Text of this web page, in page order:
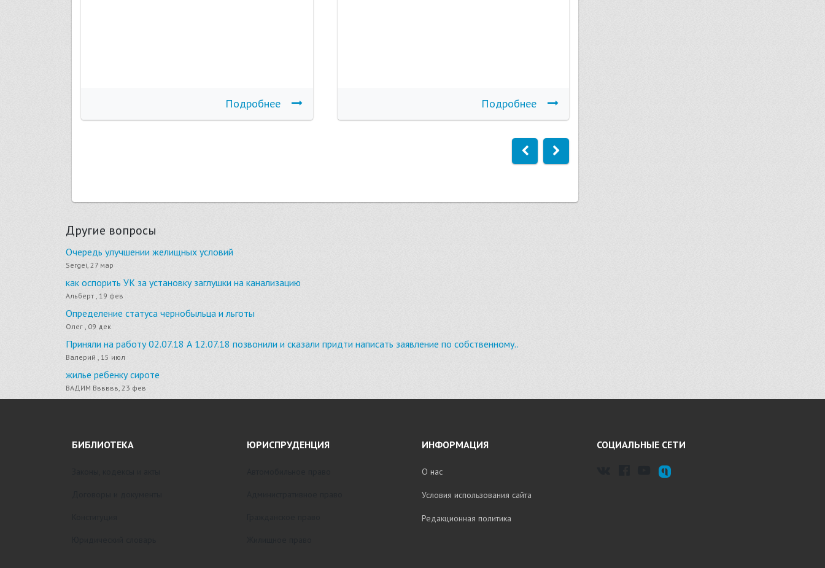
Подробнее Подробнее
Другие вопросы
Очередь улучшении желищных условий
Sergei, 27 мар
как оспорить УК за установку заглушки на канализацию
Альберт , 19 фев
Определение статуса чернобыльца и льготы
Олег , 09 дек
Приняли на работу 02.07.18 А 12.07.18 позвонили и сказали придти написать заявление по собственному..
Валерий , 15 июл
жилье ребенку сироте
ВАДИМ Вввввв, 23 фев
БИБЛИОТЕКА ЮРИСПРУДЕНЦИЯ ИНФОРМАЦИЯ
О нас
Условия использования сайта
Редакционная политика
СОЦИАЛЬНЫЕ СЕТИ